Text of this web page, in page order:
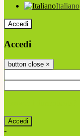
Italiano
Accedi
Accedi
button close ×
-